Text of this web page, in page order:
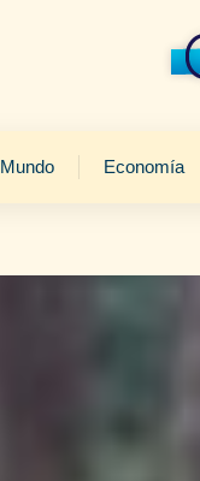
Mundo Economía